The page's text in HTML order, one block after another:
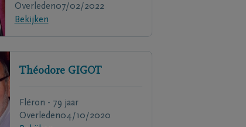
Overleden07/02/2022
Bekijken
Théodore GIGOT
Fléron - 79 jaar
Overleden04/10/2020